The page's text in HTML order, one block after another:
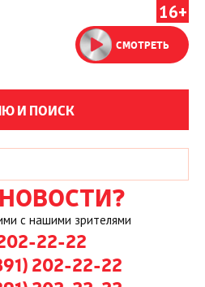
16+
СМОТРЕТЬ
И ПОИСК
с нашими зрителями
22-22
202-22-22